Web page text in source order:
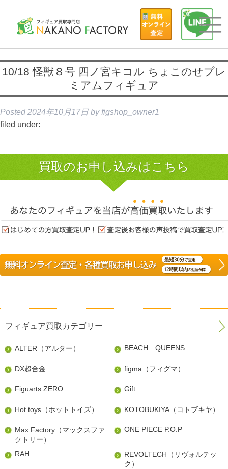
10/18 怪獣８号 四ノ宮キコル ちょこのせプレ
ミアムフィギュア
Posted 2024年10月17日 by figshop_owner1
filed under:
買取のお申し込みはこちら
フィギュア買取カテゴリー
ALTER（アルター） BEACH QUEENS
DX超合金 figma（フィグマ）
Figuarts ZERO Gift
Hot toys（ホットトイズ） KOTOBUKIYA（コトブキヤ）
Max Factory（マックスファ
クトリー）
ONE PIECE P.O.P
RAH
REVOLTECH（リヴォルテッ
ク）